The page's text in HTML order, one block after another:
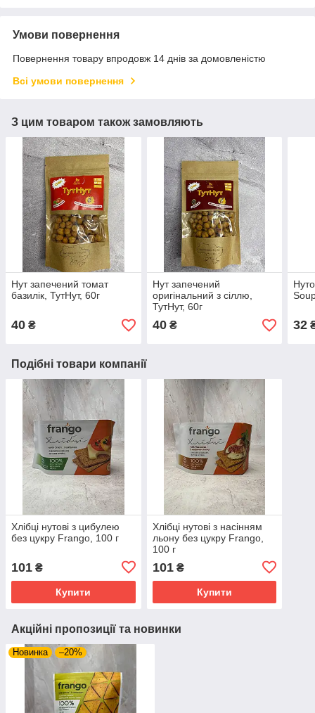
Умови повернення
Повернення товару впродовж 14 днів за домовленістю
Всі умови повернення
З цим товаром також замовляють
Нут запечений томат
базилік, ТутНут, 60г
40 ₴
Нут запечений
оригінальний з сіллю,
ТутНут, 60г
40₴ 32
Подібні товари компанії
Хлібці нутові з цибулею
без цукру Frango, 100 г
101 ₴
Купити
Хлібці нутові з насінням
льону без цукру Frango,
100 г
101₴
Купити
Акційні пропозиції та новинки
Новинка –20%